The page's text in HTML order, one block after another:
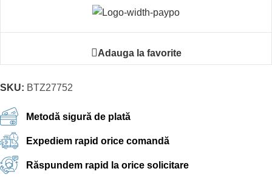
Adauga la favorite
SKU: BTZ27752
Metodă sigură de plată
Expediem rapid orice comandă
Răspundem rapid la orice solicitare